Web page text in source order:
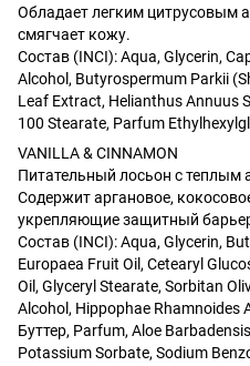
Обладает легким цитрусовым
смягчает кожу.
Состав (INCI): Aqua, Glycerin,
Alcohol, Butyrospermum Parkii
Leaf Extract, Helianthus Annuus
100 Stearate, Parfum
VANILLA & CINNAMON
Питательный лосьон с
Содержит аргановое,
укрепляющие защитный
Состав (INCI): Aqua, Glycerin,
Europaea Fruit Oil, Cetearyl
Oil, Glyceryl Stearate, Sorbitan
Alcohol, Hippophae Rhamnoides
Буттер, Parfum, Aloe
Potassium Sorbate, Sodium